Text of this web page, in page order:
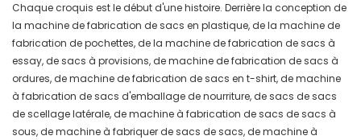
Chaque croquis est le début d'une histoire. Derrière la conception de
la machine de fabrication de sacs en plastique, de la machine de
fabrication de pochettes, de la machine de fabrication de sacs à
essay, de sacs à provisions, de machine de fabrication de sacs à
ordures, de machine de fabrication de sacs en t-shirt, de machine
à fabrication de sacs d'emballage de nourriture, de sacs de sacs
de scellage latérale, de machine à fabrication de sacs de sacs à
sous, de machine à fabriquer de sacs de sacs, de machine à